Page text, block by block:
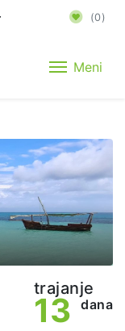
(0)
Meni
trajanje
13 dana